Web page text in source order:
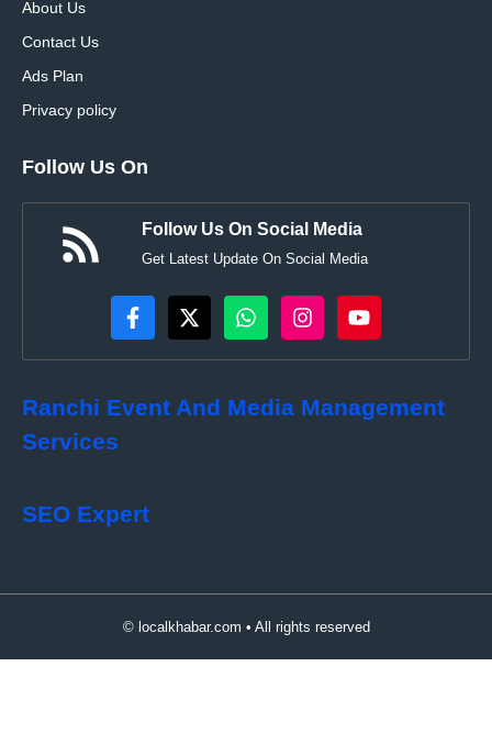
About Us
Contact Us
Ads Plan
Privacy policy
Follow Us On
Follow Us On Social Media
Get Latest Update On Social Media
Ranchi Event And Media Management
Services
SEO Expert
© localkhabar.com • All rights reserved